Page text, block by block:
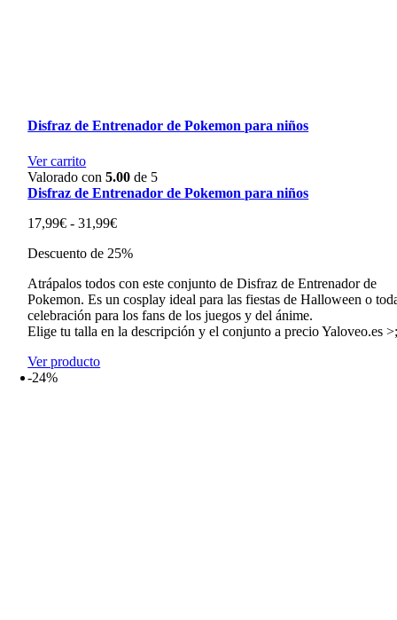
Disfraz de Entrenador de Pokemon para niños
Ver carrito
Valorado con5.00 de 5
Disfraz de Entrenador de Pokemon para niños
17,99€ - 31,99€Rango
precios:
17,99€
hasta
31,99€
Descuento de 25%
Atrápalos todos con este conjunto de Disfraz de Entrenador de
Pokemon. Es un cosplay ideal para las fiestas de Halloween o
celebración para los fans de los juegos y del ánime.
Elige tu talla en la descripción y el conjunto a precio Yaloveo.es
Ver producto
-24%